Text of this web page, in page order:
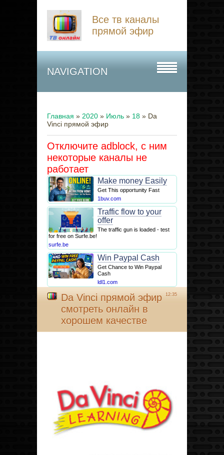
Все тв каналы
прямой эфир
NAVIGATION
Главная » 2020 » Июль » 18 » Da
Vinci прямой эфир
Отключите adblock, с ним
некоторые каналы не
работает
Make money Easily
Get This opportunity Fast
1buv.com
Traffic flow to your
offer
The traffic gun is loaded - test
for free on Surfe.be!
surfe.be
Win Paypal Cash
Get Chance to Win Paypal
Cash
ldl1.com
12:35
Da Vinci прямой эфир
смотреть онлайн в
хорошем качестве